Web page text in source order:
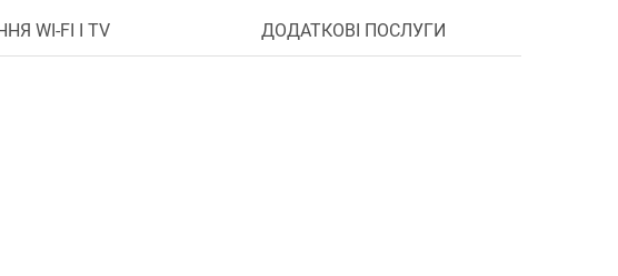
WI-FI І TV ДОДАТКОВІ ПОСЛУГИ